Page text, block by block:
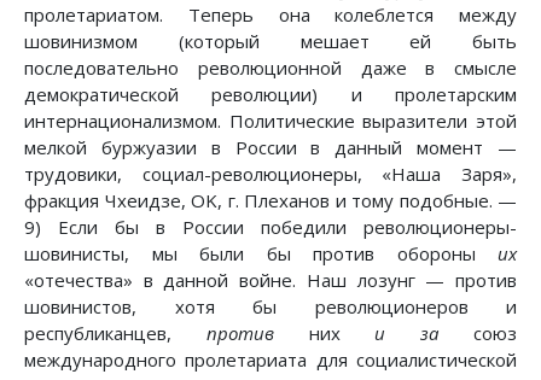
пролетариатом. Теперь она колеблется между
шовинизмом (который мешает ей быть
последовательно революционной даже в смысле
демократической революции) и пролетарским
интернационализмом. Политические выразители этой
мелкой буржуазии в России в данный момент —
трудовики, социал-революционеры, «Наша Заря»,
фракция Чхеидзе, OK, г. Плеханов и тому подобные. —
9) Если бы в России победили революционеры-
шовинисты, мы были бы против обороны их
«отечества» в данной войне. Наш лозунг — против
шовинистов, хотя бы революционеров и
республиканцев, противнихи за союз
международного пролетариата для социалистической